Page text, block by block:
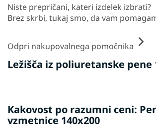
Ležišča iz poliuretanske pene
Niste prepričani, kateri izdelek izbrati?
Brez skrbi, tukaj smo, da vam
Odpri nakupovalnega pomočnika
Kakovost po razumni ceni:
vzmetnice 140x200